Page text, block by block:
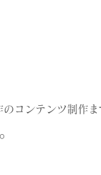
のコンテンツ制作ま